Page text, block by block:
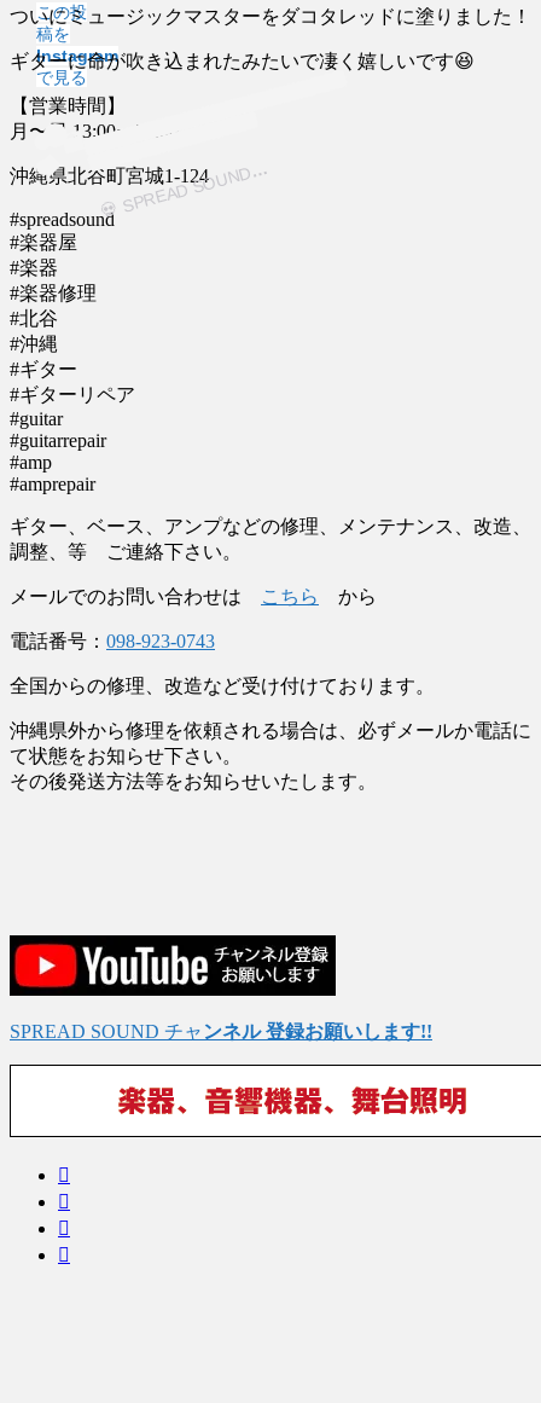
この投
稿を
Instagram
で見る


S
P
R
E
A
D
S
O
U
N
D
💀(
@s
pr
e
a
ds
o
u
n
d)
が
シ
ェ
ア
し
た
投
稿
ついにミュージックマスターをダコタレッドに塗りました！
ギターに命が吹き込まれたみたいで凄く嬉しいです😆
【営業時間】
月〜日 13:00ー20:00
沖縄県北谷町宮城1-124
#spreadsound
#楽器屋
#楽器
#楽器修理
#北谷
#沖縄
#ギター
#ギターリペア
#guitar
#guitarrepair
#amp
#amprepair
ギター、ベース、アンプなどの修理、メンテナンス、改造、
調整、等 ご連絡下さい。
メールでのお問い合わせは こちら から
電話番号： 098-923-0743
全国からの修理、改造など受け付けております。
沖縄県外から修理を依頼される場合は、必ずメールか電話に
て状態をお知らせ下さい。
その後発送方法等をお知らせいたします。
SPREAD SOUND チャ ンネル 登録お願いします!!